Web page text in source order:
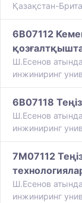
Қазақстан-
6B07112
Ш.Есенов
инжиниринг
6B07118
Ш.Есенов
инжиниринг
7M07112
Ш.Есенов
инжиниринг